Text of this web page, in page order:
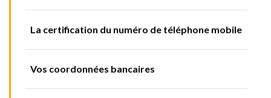
La certification du numéro de téléphone mobile
Vos coordonnées bancaires